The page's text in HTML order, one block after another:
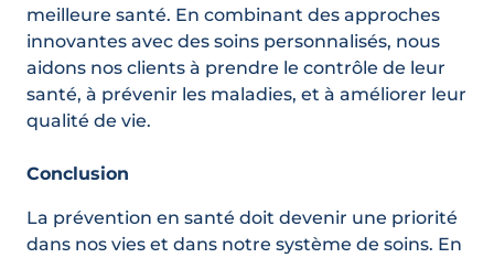
meilleure santé. En combinant des approches
innovantes avec des soins personnalisés, nous
aidons nos clients à prendre le contrôle de leur
santé, à prévenir les maladies, et à améliorer leur
qualité de vie.
Conclusion
La prévention en santé doit devenir une priorité
dans nos vies et dans notre système de soins. En